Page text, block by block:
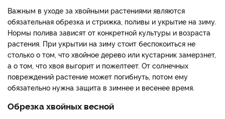
Важным в уходе за хвойными растениями являются
обязательная обрезка и стрижка, поливы и укрытие на зиму.
Нормы полива зависят от конкретной культуры и возраста
растения. При укрытии на зиму стоит беспокоиться не
столько о том, что хвойное дерево или кустарник замерзнет,
а о том, что хвоя выгорит и пожелтеет. От солнечных
повреждений растение может погибнуть, потом ему
обязательно нужна защита в зимнее и весенее время.
Обрезка хвойных весной